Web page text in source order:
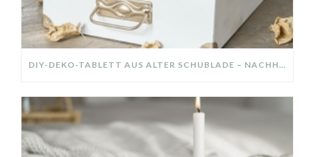
DIY-DEKO-TABLETT AUS ALTER SCHUBLADE – NACHHALTIGE HERBSTDEKO SELBER MACHEN!